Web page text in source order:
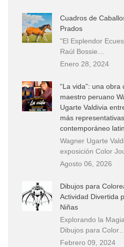
Cuadros de
Prados
"El Esplendor
Raúl Bossie…
Enero 28, 2024
“La vida”: una obra
maestro peruano
Ugarte Valdivia
más
contemporáneo
Wagner Ugarte
exposición Color
Agosto 06, 2026
Dibujos para
Actividad Divertida
Niñas
Explorando la
Dibujos para Color…
Febrero 09, 2024